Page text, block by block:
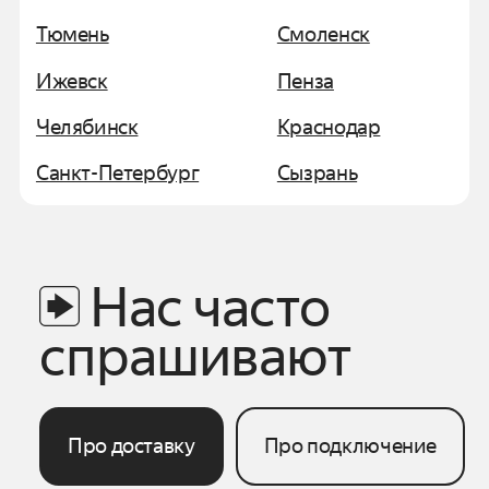
Тюмень
Ижевск
Челябинск
Санкт-Петербург
Смоленск
Пенза
Краснодар
Сызрань
Нас часто
спрашивают
Про доставку Про подключение